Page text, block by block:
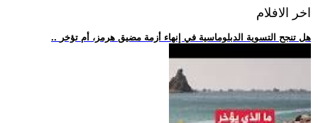
اخر الافلام
.. هل تنجح التسوية الدبلوماسية في إنهاء أزمة مضيق هرمز، أم تؤخر